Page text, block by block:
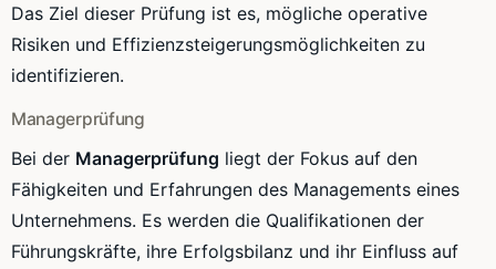
Das Ziel dieser Prüfung ist es, mögliche operative
Risiken und Effizienzsteigerungsmöglichkeiten zu
identifizieren.
Managerprüfung
Bei der Managerprüfung liegt der Fokus auf den
Fähigkeiten und Erfahrungen des Managements eines
Unternehmens. Es werden die Qualifikationen der
Führungskräfte, ihre Erfolgsbilanz und ihr Einfluss auf